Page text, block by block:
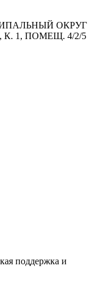
ОКРУГ
1, ПОМЕЩ. 4/2/5
поддержка и